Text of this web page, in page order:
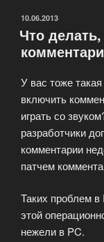
ОПУБЛИКОВАНО
10.06.2013
Что
У вас тоже
включить
играть со
разработчики
комментарии
патчем
Таких проблем в
этой
нежели в PC.